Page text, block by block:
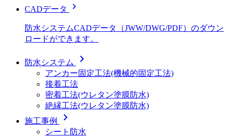
CADデータ chevron_right
防水システムCADデータ（JWW/DWG/PDF）のダウン
ロードができます。
防水システム chevron_right
アンカー固定工法(機械的固定工法)
接着工法
密着工法(ウレタン塗膜防水)
絶縁工法(ウレタン塗膜防水)
施工事例
chevron_right
シート防水